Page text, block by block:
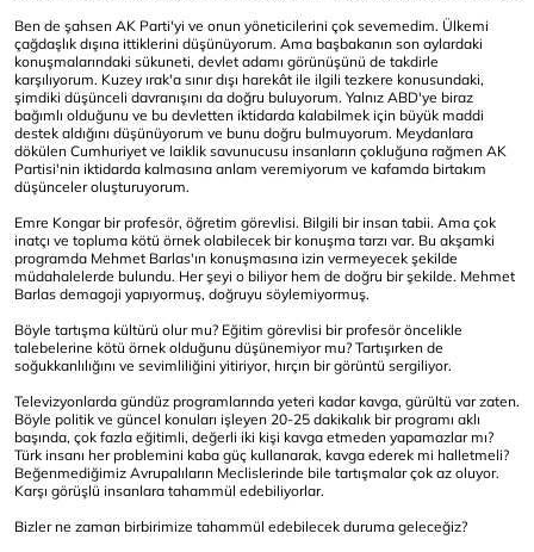
Ben de şahsen AK Parti'yi ve onun yöneticilerini çok sevemedim. Ülkemi
çağdaşlık dışına ittiklerini düşünüyorum. Ama başbakanın son aylardaki
konuşmalarındaki sükuneti, devlet adamı görünüşünü de takdirle
karşılıyorum. Kuzey ırak'a sınır dışı harekât ile ilgili tezkere konusundaki,
şimdiki düşünceli davranışını da doğru buluyorum. Yalnız ABD'ye biraz
bağımlı olduğunu ve bu devletten iktidarda kalabilmek için büyük maddi
destek aldığını düşünüyorum ve bunu doğru bulmuyorum. Meydanlara
dökülen Cumhuriyet ve laiklik savunucusu insanların çokluğuna rağmen AK
Partisi'nin iktidarda kalmasına anlam veremiyorum ve kafamda birtakım
düşünceler oluşturuyorum.
Emre Kongar bir profesör, öğretim görevlisi. Bilgili bir insan tabii. Ama çok
inatçı ve topluma kötü örnek olabilecek bir konuşma tarzı var. Bu akşamki
programda Mehmet Barlas'ın konuşmasına izin vermeyecek şekilde
müdahalelerde bulundu. Her şeyi o biliyor hem de doğru bir şekilde. Mehmet
Barlas demagoji yapıyormuş, doğruyu söylemiyormuş.
Böyle tartışma kültürü olur mu? Eğitim görevlisi bir profesör öncelikle
talebelerine kötü örnek olduğunu düşünemiyor mu? Tartışırken de
soğukkanlılığını ve sevimliliğini yitiriyor, hırçın bir görüntü sergiliyor.
Televizyonlarda gündüz programlarında yeteri kadar kavga, gürültü var zaten.
Böyle politik ve güncel konuları işleyen 20-25 dakikalık bir programı aklı
başında, çok fazla eğitimli, değerli iki kişi kavga etmeden yapamazlar mı?
Türk insanı her problemini kaba güç kullanarak, kavga ederek mi halletmeli?
Beğenmediğimiz Avrupalıların Meclislerinde bile tartışmalar çok az oluyor.
Karşı görüşlü insanlara tahammül edebiliyorlar.
Bizler ne zaman birbirimize tahammül edebilecek duruma geleceğiz?